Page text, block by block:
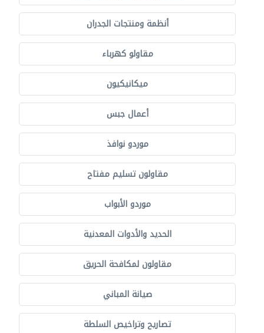
أنظمة ومنتجات الجدران
مقاولو كهرباء
ميكانيكيون
أعمال جبس
موردو نوافذ
مقاولون تسليم مفتاح
موردو الأبواب
الحديد والأدوات المعدنية
مقاولون لمكافحة الحريق
صيانة المباني
تصاريح وتراخيص السلطة